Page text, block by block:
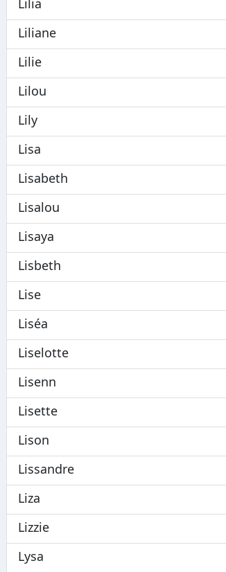
Lilia
Liliane
Lilie
Lilou
Lily
Lisa
Lisabeth
Lisalou
Lisaya
Lisbeth
Lise
Liséa
Liselotte
Lisenn
Lisette
Lison
Lissandre
Liza
Lizzie
Lysa